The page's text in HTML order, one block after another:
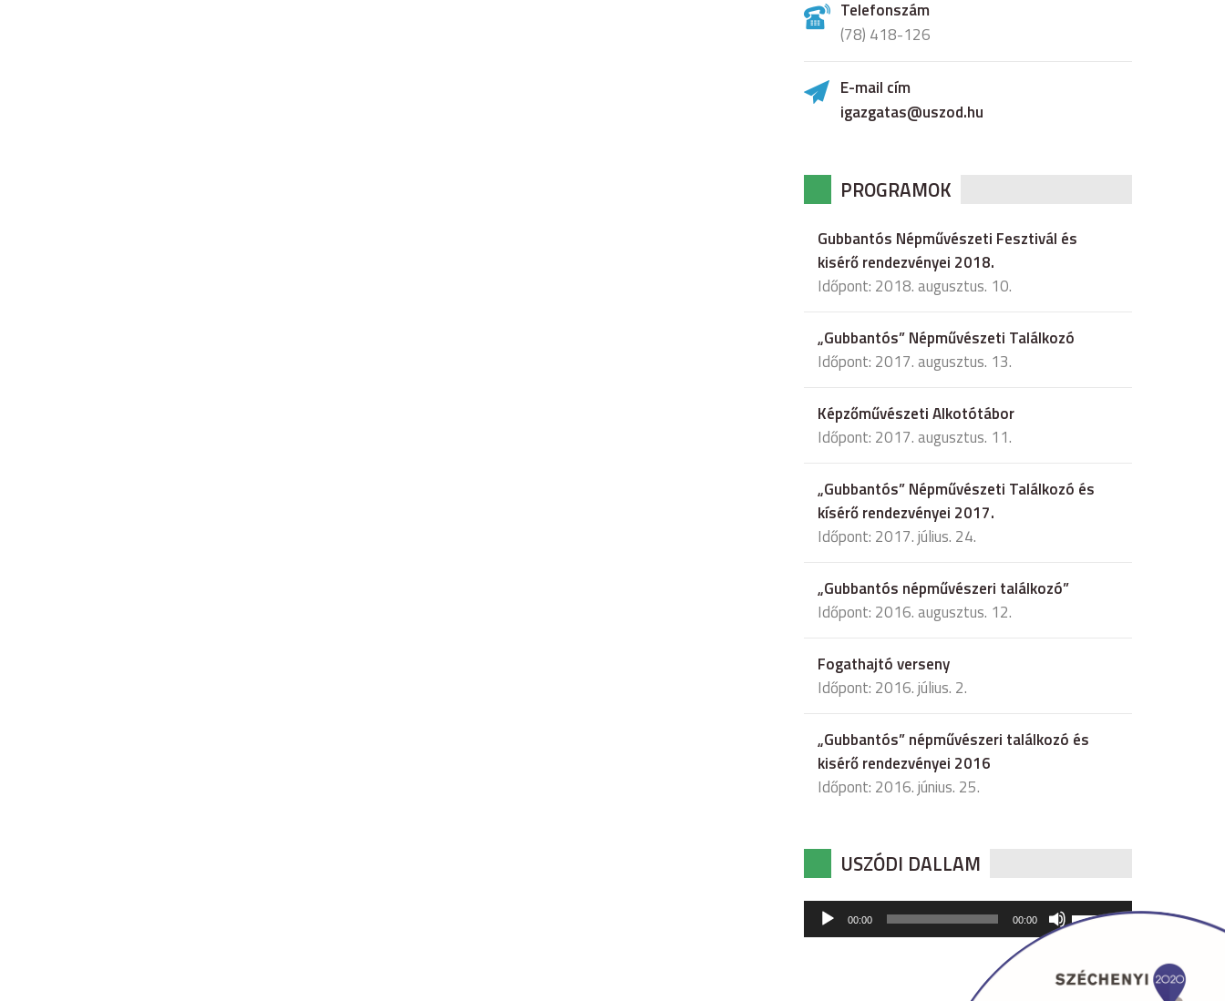
Telefonszám
(78) 418-126
E-mail cím
igazgatas@uszod.hu
PROGRAMOK
Gubbantós Népművészeti Fesztivál és
kisérő rendezvényei 2018.
Időpont: 2018. augusztus. 10.
„Gubbantós” Népművészeti Találkozó
Időpont: 2017. augusztus. 13.
Képzőművészeti Alkotótábor
Időpont: 2017. augusztus. 11.
„Gubbantós” Népművészeti Találkozó és
kísérő rendezvényei 2017.
Időpont: 2017. július. 24.
„Gubbantós népművészeri találkozó”
Időpont: 2016. augusztus. 12.
Fogathajtó verseny
Időpont: 2016. július. 2.
„Gubbantós” népművészeri találkozó és
kisérő rendezvényei 2016
Időpont: 2016. június. 25.
USZÓDI DALLAM
Audió
lejátszó
00:00 00:00
hangerő
csökkentéséhez